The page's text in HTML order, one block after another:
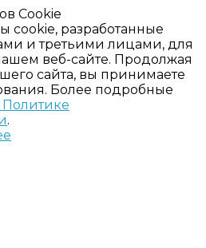
Cookie
cookie, разработанные
и третьими лицами, для
веб-сайте. Продолжая
сайта, вы принимаете
Более подробные
Политике
.